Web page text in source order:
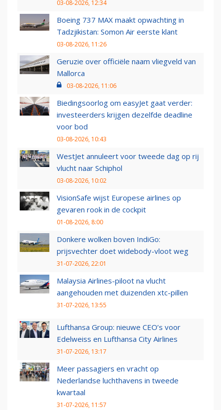
03-08-2026, 12:34
Boeing 737 MAX maakt opwachting in
Tadzjikistan: Somon Air eerste klant
03-08-2026, 11:26
Geruzie over officiële naam vliegveld van
Mallorca
03-08-2026, 11:06
Biedingsoorlog om easyJet gaat verder:
investeerders krijgen dezelfde deadline
voor bod
03-08-2026, 10:43
WestJet annuleert voor tweede dag op rij
vlucht naar Schiphol
03-08-2026, 10:02
VisionSafe wijst Europese airlines op
gevaren rook in de cockpit
01-08-2026, 8:00
Donkere wolken boven IndiGo:
prijsvechter doet widebody-vloot weg
31-07-2026, 22:01
Malaysia Airlines-piloot na vlucht
aangehouden met duizenden xtc-pillen
31-07-2026, 13:55
Lufthansa Group: nieuwe CEO’s voor
Edelweiss en Lufthansa City Airlines
31-07-2026, 13:17
Meer passagiers en vracht op
Nederlandse luchthavens in tweede
kwartaal
31-07-2026, 11:57